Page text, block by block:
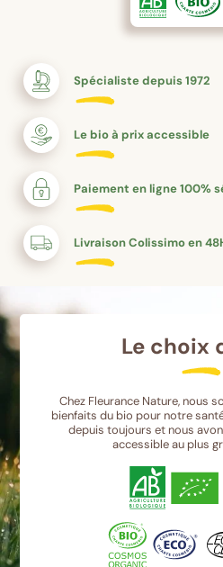
Spécialiste depuis 1972
Le bio à prix accessible
Paiement en ligne 100%
Livraison Colissimo en
Le choix
Chez Fleurance Nature, nous
bienfaits du bio pour notre
depuis toujours et nous
accessible au plus